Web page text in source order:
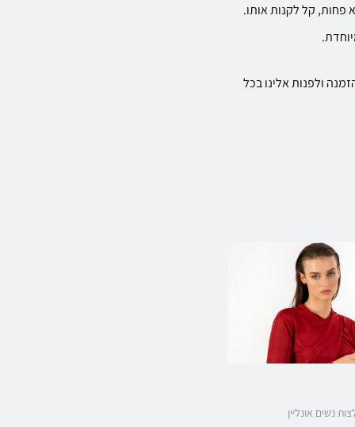
פחות, קל לקנות אותו.
ולפנות אלינו בכל
נשים אונליין